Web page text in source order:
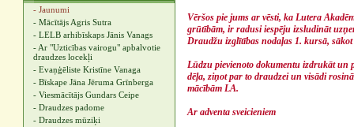
- Jaunumi
- Mācītājs Agris Sutra
- LELB arhibīskaps Jānis Vanags
- Ar "Uzticības vairogu" apbalvotie
draudzes locekļi
- Evaņģēliste Kristīne Vanaga
- Bīskape Jāna Jēruma Grīnberga
- Viesmācītājs Gundars Ceipe
- Draudzes padome
- Draudzes mūziķi
Vēršos pie jums ar vēsti, ka Lutera
grūtībām, ir radusi iespēju izsludināt
Draudžu izglītības nodaļas 1. kursā,
Lūdzu pievienoto dokumentu izdrukāt un
dēļa, ziņot par to draudzei un visādi
mācībām LA.
Ar adventa sveicieniem